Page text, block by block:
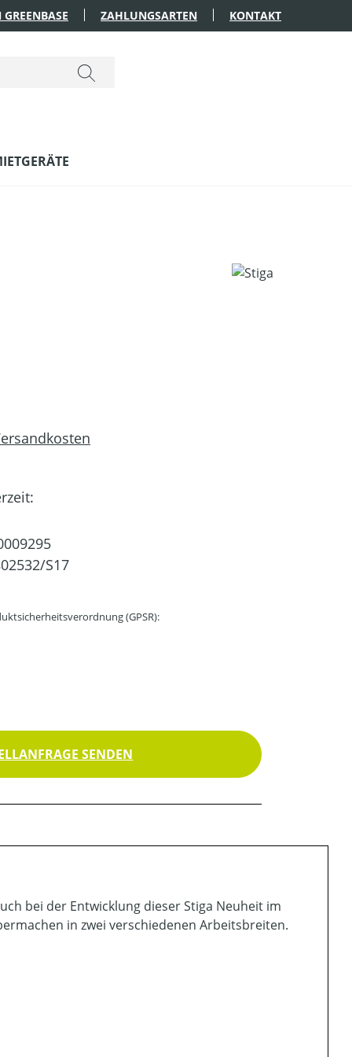
ZAHLUNGSARTEN KONTAKT
S17
(GPSR):
SENDEN
bei der Entwicklung dieser Stiga Neuheit im
in zwei verschiedenen Arbeitsbreiten.